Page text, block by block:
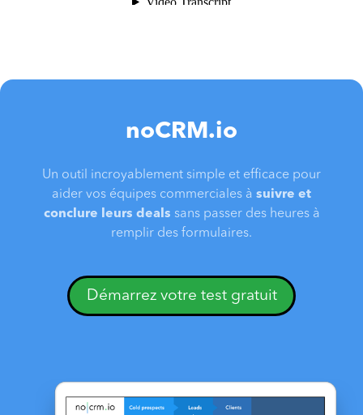
noCRM.io
Un outil incroyablement simple et efficace pour
aider vos équipes commerciales à suivre et
conclure leurs deals sans passer des heures à
remplir des formulaires.
Démarrez votre test gratuit